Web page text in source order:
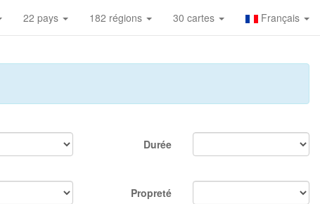
22 pays 182 régions 30 cartes Français
Durée
Propreté